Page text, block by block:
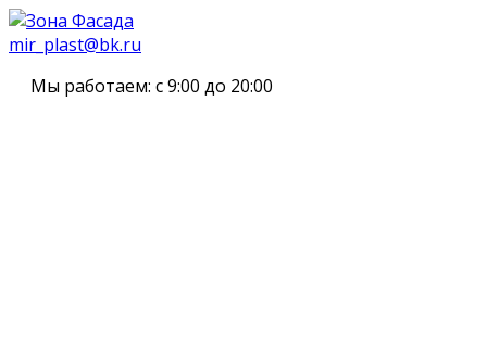
mir_plast@bk.ru
Мы работаем: с 9:00 до 20:00